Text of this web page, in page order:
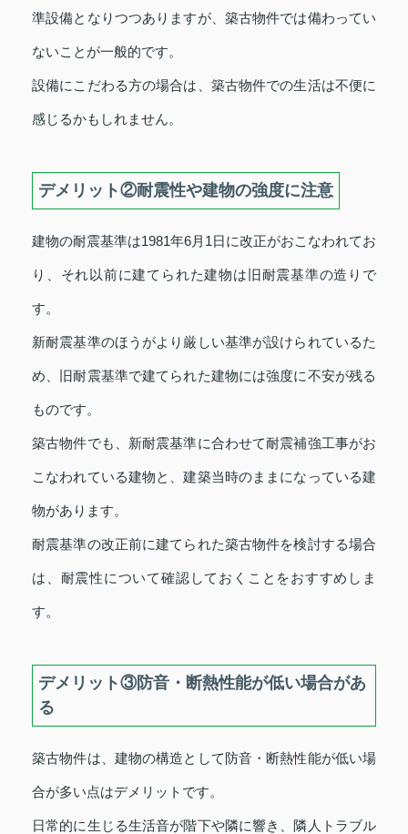
準設備となりつつありますが、築古物件では備わってい
ないことが一般的です。
設備にこだわる方の場合は、築古物件での生活は不便に
感じるかもしれません。
デメリット②耐震性や建物の強度に注意
建物の耐震基準は1981年6月1日に改正がおこなわれてお
り、それ以前に建てられた建物は旧耐震基準の造りで
す。
新耐震基準のほうがより厳しい基準が設けられているた
め、旧耐震基準で建てられた建物には強度に不安が残る
ものです。
築古物件でも、新耐震基準に合わせて耐震補強工事がお
こなわれている建物と、建築当時のままになっている建
物があります。
耐震基準の改正前に建てられた築古物件を検討する場合
は、耐震性について確認しておくことをおすすめしま
す。
デメリット③防音・断熱性能が低い場合があ
る
築古物件は、建物の構造として防音・断熱性能が低い場
合が多い点はデメリットです。
日常的に生じる生活音が階下や隣に響き、隣人トラブル